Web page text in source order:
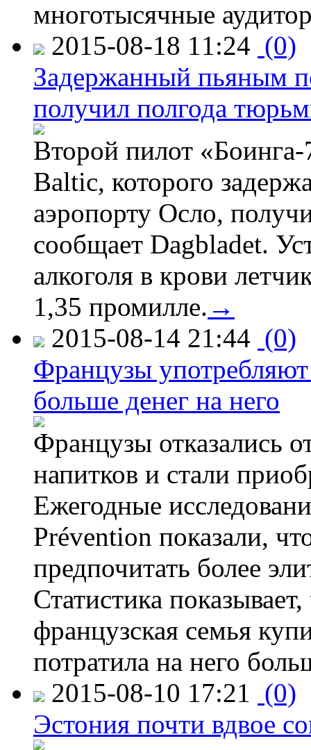
многотысячные
2015-08-18 11:24 (0)
Задержанный пьяным
получил полгода
Второй пилот
Baltic, которого
аэропорту Осло,
сообщает Dagbladet.
алкоголя в крови
1,35 промилле. →
2015-08-14 21:44 (0)
Французы
больше денег на него
Французы отказались
напитков и стали
Ежегодные
Prévention показали,
предпочитать более
Статистика
французская семья
потратила на него
2015-08-10 17:21 (0)
Эстония почти вдвое